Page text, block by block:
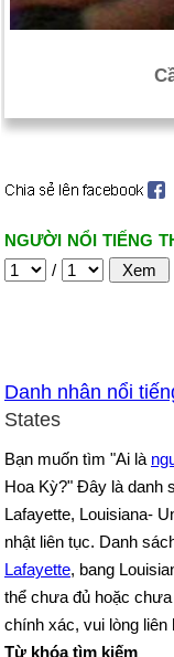
NGƯỜI NỔI TIẾNG
/
Danh nhân nổi
States
Bạn muốn tìm "Ai là
Hoa Kỳ?" Đây là danh
Lafayette, Louisiana-
nhật liên tục. Danh
Lafayette, bang
thể chưa đủ hoặc
chính xác, vui lòng
Từ khóa tìm kiếm